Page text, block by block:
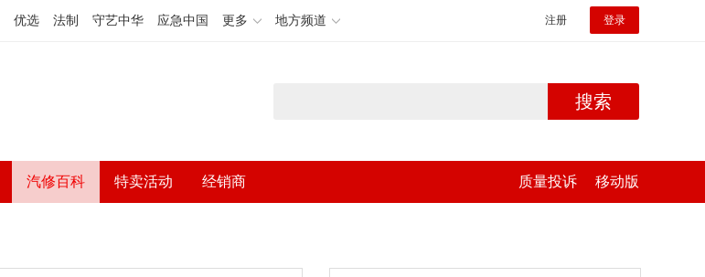
优选 法制 守艺中华 应急中国 更多 地方频道 注册 登录
搜索
汽修百科 特卖活动 经销商 质量投诉 移动版